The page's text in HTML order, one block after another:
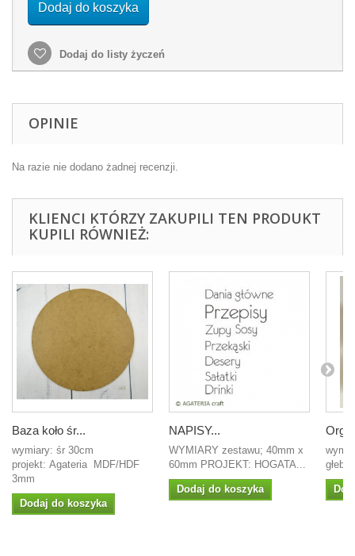
Dodaj do koszyka
Dodaj do listy życzeń
OPINIE
Na razie nie dodano żadnej recenzji.
KLIENCI KTÓRZY ZAKUPILI TEN PRODUKT
KUPILI RÓWNIEŻ:
Baza koło śr...
wymiary: śr 30cm
projekt: Agateria MDF/HDF
3mm
Dodaj do koszyka
NAPISY...
WYMIARY zestawu; 40mm x
60mm PROJEKT: HOGATA...
Dodaj do koszyka